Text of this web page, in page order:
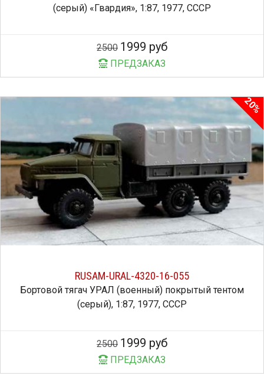
(серый) «Гвардия», 1:87, 1977, СССР
2500 1999 руб
ПРЕДЗАКАЗ
RUSAM-URAL-4320-16-055
Бортовой тягач УРАЛ (военный) покрытый тентом
(серый), 1:87, 1977, СССР
20%
2500 1999 руб
ПРЕДЗАКАЗ